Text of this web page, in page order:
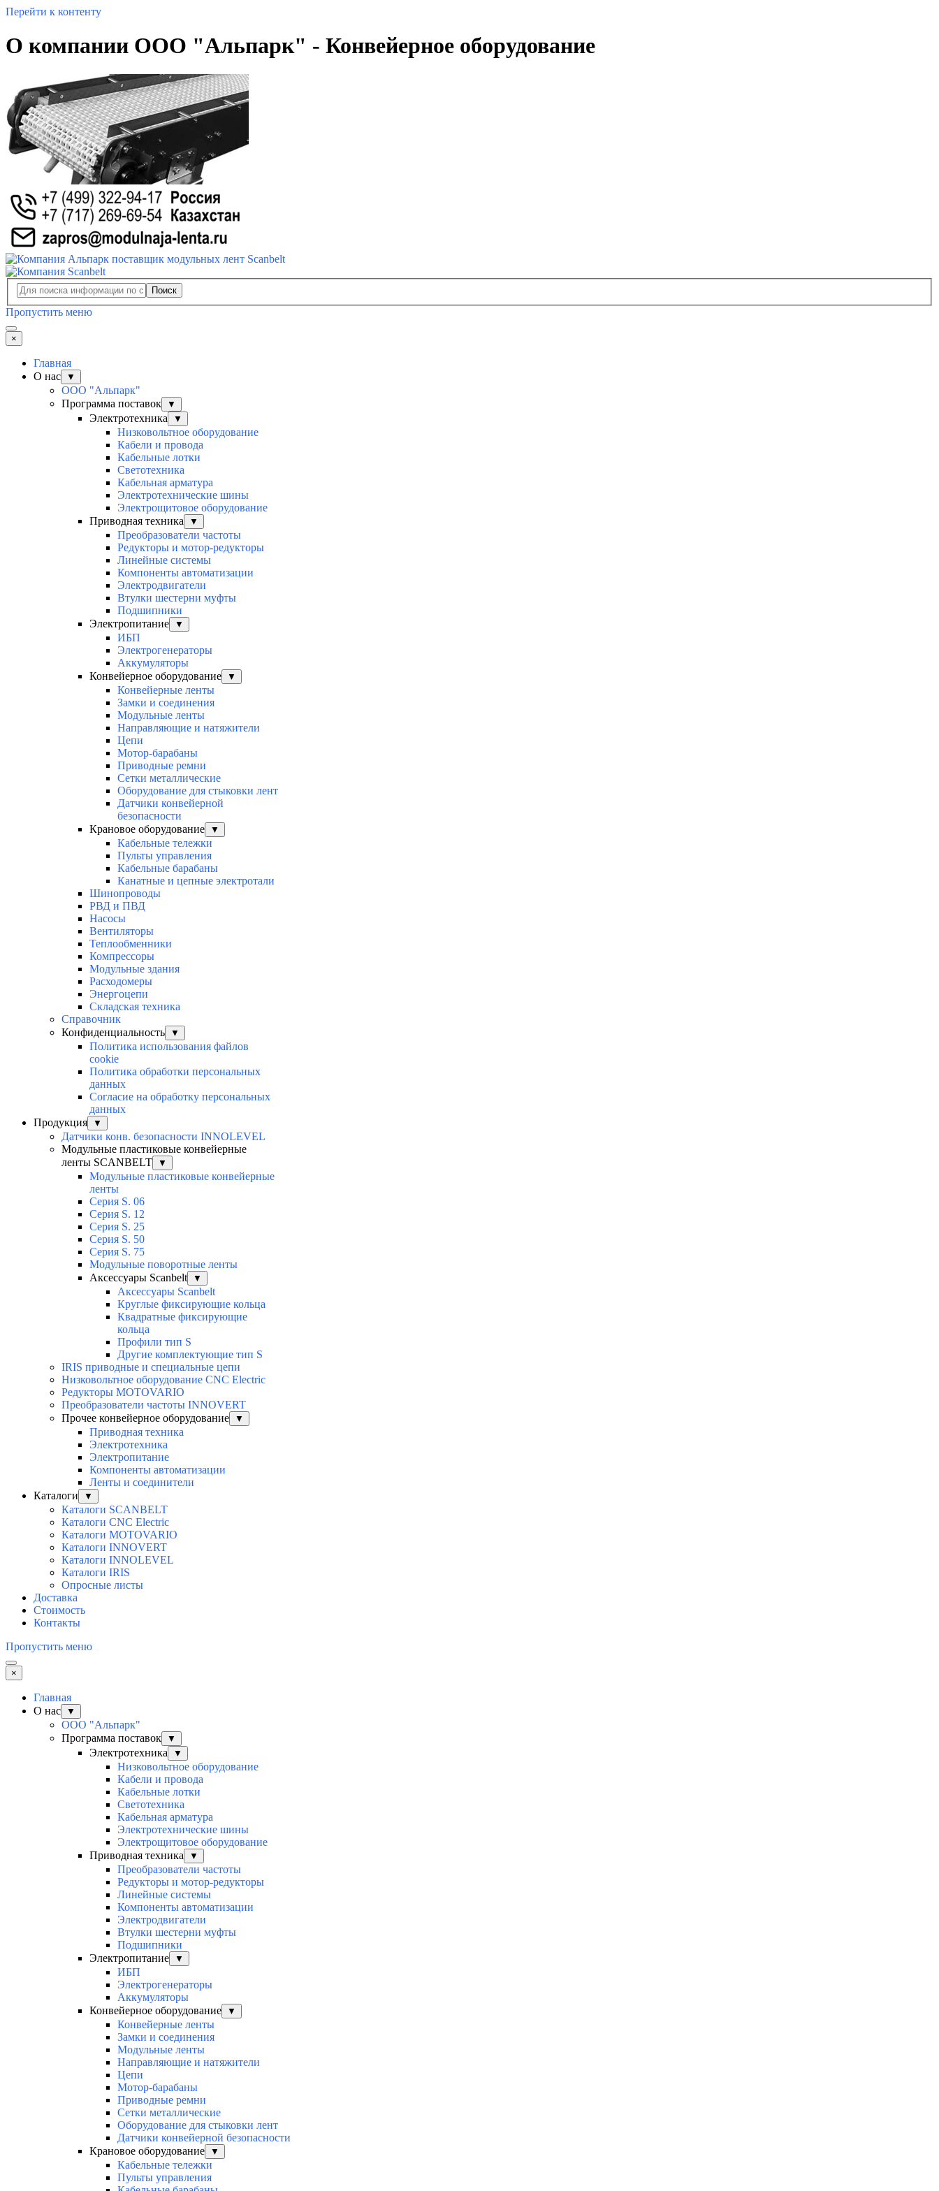
Перейти к контенту
О компании ООО "Альпарк" - Конвейерное оборудование
Поиск
Пропустить меню
×
Главная
О нас
▼
ООО "Альпарк"
Программа поставок
▼
Электротехника ▼
Низковольтное оборудование
Кабели и провода
Кабельные лотки
Светотехника
Кабельная арматура
Электротехнические шины
Электрощитовое оборудование
Приводная техника
▼
Преобразователи частоты
Редукторы и мотор-редукторы
Линейные системы
Компоненты автоматизации
Электродвигатели
Втулки шестерни муфты
Подшипники
Электропитание
▼
ИБП
Электрогенераторы
Аккумуляторы
Конвейерное оборудование
▼
Конвейерные ленты
Замки и соединения
Модульные ленты
Направляющие и натяжители
Цепи
Мотор-барабаны
Приводные ремни
Сетки металлические
Оборудование для стыковки лент
Датчики конвейерной
безопасности
Крановое оборудование
▼
Кабельные тележки
Пульты управления
Кабельные барабаны
Канатные и цепные электротали
Шинопроводы
РВД и ПВД
Насосы
Вентиляторы
Теплообменники
Компрессоры
Модульные здания
Расходомеры
Энергоцепи
Складская техника
Справочник
Конфиденциальность
▼
Политика использования файлов
cookie
Политика обработки персональных
данных
Согласие на обработку персональных
данных
Продукция
▼
Датчики конв. безопасности INNOLEVEL
Модульные пластиковые конвейерные
ленты SCANBELT
▼
Модульные пластиковые конвейерные
ленты
Серия S. 06
Серия S. 12
Серия S. 25
Серия S. 50
Серия S. 75
Модульные поворотные ленты
Аксессуары Scanbelt
▼
Аксессуары Scanbelt
Круглые фиксирующие кольца
Квадратные фиксирующие
кольца
Профили тип S
Другие комплектующие тип S
IRIS приводные и специальные цепи
Низковольтное оборудование CNC Electric
Редукторы MOTOVARIO
Преобразователи частоты INNOVERT
Прочее конвейерное оборудование
▼
Приводная техника
Электротехника
Электропитание
Компоненты автоматизации
Ленты и соединители
Каталоги
▼
Каталоги SCANBELT
Каталоги CNC Electric
Каталоги MOTOVARIO
Каталоги INNOVERT
Каталоги INNOLEVEL
Каталоги IRIS
Опросные листы
Доставка
Стоимость
Контакты
Пропустить меню
×
Главная
О нас
▼
ООО "Альпарк"
Программа поставок
▼
Электротехника ▼
Низковольтное оборудование
Кабели и провода
Кабельные лотки
Светотехника
Кабельная арматура
Электротехнические шины
Электрощитовое оборудование
Приводная техника
▼
Преобразователи частоты
Редукторы и мотор-редукторы
Линейные системы
Компоненты автоматизации
Электродвигатели
Втулки шестерни муфты
Подшипники
Электропитание
▼
ИБП
Электрогенераторы
Аккумуляторы
Конвейерное оборудование
▼
Конвейерные ленты
Замки и соединения
Модульные ленты
Направляющие и натяжители
Цепи
Мотор-барабаны
Приводные ремни
Сетки металлические
Оборудование для стыковки лент
Датчики конвейерной безопасности
Крановое оборудование
▼
Кабельные тележки
Пульты управления